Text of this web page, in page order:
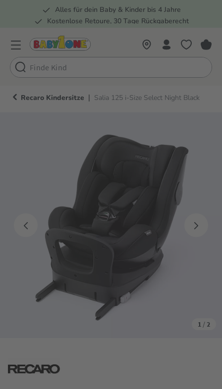
Zur Hauptnavigation springen
Alles für dein Baby & Kinder bis 4 Jahre
Kostenlose Retoure, 30 Tage Rückgaberecht
Recaro Kindersitze | Salia 125 i-Size Select Night Black
1 / 2